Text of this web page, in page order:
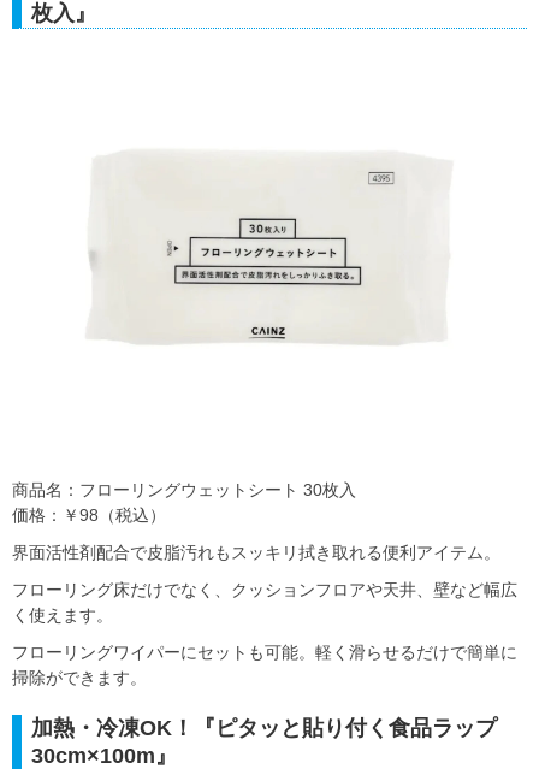
枚入』
商品名：フローリングウェットシート 30枚入
価格：￥98（税込）
界面活性剤配合で皮脂汚れもスッキリ拭き取れる便利アイテム。
フローリング床だけでなく、クッションフロアや天井、壁など幅広
く使えます。
フローリングワイパーにセットも可能。軽く滑らせるだけで簡単に
掃除ができます。
加熱・冷凍OK！『ピタッと貼り付く食品ラップ
30cm×100m』